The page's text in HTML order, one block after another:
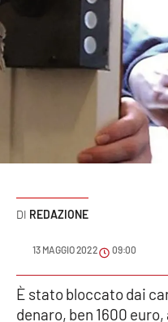
Economia e lavoro
Italia Mondo
Meteo
Editoriali
REDAZIONE
13 MAGGIO 2022 09:00
È stato bloccato dai
denaro, ben 1600 euro,